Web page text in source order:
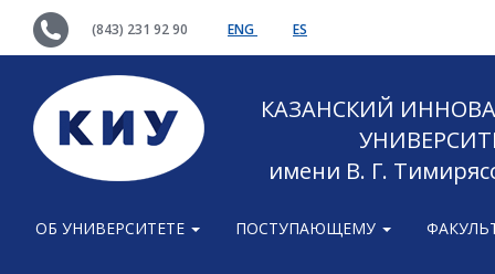
(843) 231 92 90 ENG ES
КАЗАНСКИЙ
имени В. Г.
ОБ УНИВЕРСИТЕТЕ ПОСТУПАЮЩЕМУ